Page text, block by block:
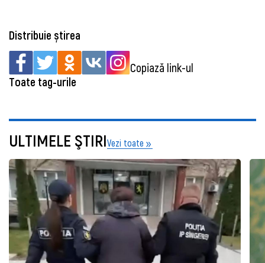
Distribuie știrea
Copiază link-ul
Toate tag-urile
ULTIMELE ŞTIRIVezi toate